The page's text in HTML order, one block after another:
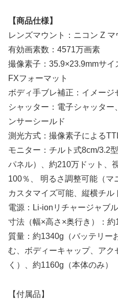
【商品仕様】
レンズマウント：ニコン Z マ
有効画素数：4571万画素
撮像素子：35.9×23.9mmサ
FXフォーマット
ボディ手ブレ補正：イメー
シャッター：電子シャッタ
ンサーシールド
測光方式：撮像素子による
モニター：チルト式8cm/3.2
パネル）、約210万ドット、
100％、 明るさ調整可能（マ
カスタマイズ可能、縦横チル
電源：Li-ionリチャージャブ
寸法（幅×高さ×奥行き）：
質量：約1340g（バッテリー
む、ボディーキャップ、ア
く）、約1160g（本体のみ）
【付属品】